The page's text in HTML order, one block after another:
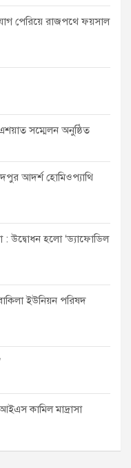
পেরিয়ে রাজপথে ফয়সাল
সম্মেলন অনুষ্ঠিত
আদর্শ হোমিওপ্যাথি
: উদ্বোধন হলো ‘ড্যাফোডিল
ইউনিয়ন পরিষদ
কামিল মাদ্রাসা